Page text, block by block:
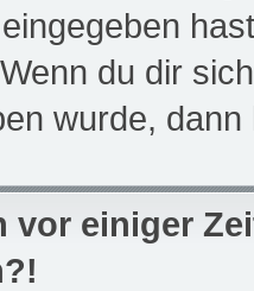
du dir
wurde,
vor einiger